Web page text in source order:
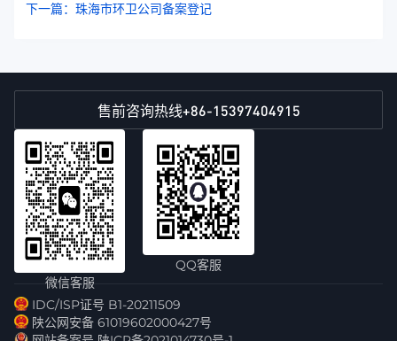
下一篇：珠海市环卫公司备案登记
售前咨询热线+86-15397404915
微信客服
QQ客服
IDC/ISP证号 B1-20211509
陕公网安备 61019602000427号